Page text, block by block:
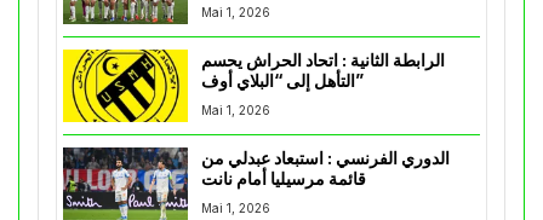
Mai 1, 2026
الرابطة الثانية : اتحاد الحراش يحسم
التأهل إلى “البلاي أوف”
Mai 1, 2026
الدوري الفرنسي : استبعاد عبدلي من
قائمة مرسيليا أمام نانت
Mai 1, 2026